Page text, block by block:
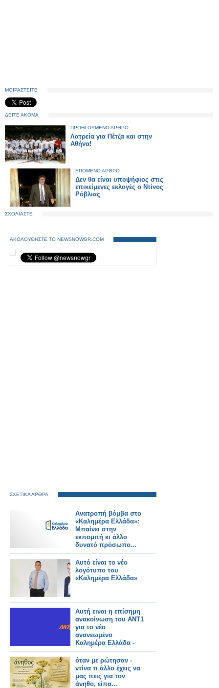
ΜΟΙΡΑΣΤΕΙΤΕ
ΔΕΙΤΕ ΑΚΟΜΑ
ΠΡΟΗΓΟΥΜΕΝΟ ΑΡΘΡΟ
Λατρεία για Πέτζα και στην
Αθήνα!
ΕΠΟΜΕΝΟ ΑΡΘΡΟ
Δεν θα είναι υποψήφιος στις
επικείμενες εκλογές ο Ντίνος
Ρόβλιας
ΣΧΟΛΙΑΣΤΕ
ΑΚΟΛΟΥΘΗΣΤΕ ΤΟ NEWSNOWGR.COM
ΣΧΕΤΙΚΑ ΑΡΘΡΑ
Ανατροπή βόμβα στο
«Καλημέρα Ελλάδα»:
Μπαίνει στην
εκπομπή κι άλλο
δυνατό πρόσωπο...
Αυτό είναι το νέο
λογότυπο του
«Καλημέρα Ελλάδα»
Αυτή ειναι η επίσημη
ανακοίνωση του ΑΝΤ1
για το νέο
ανανεωμένο
Καλημέρα Ελλάδα -
Αυτοί θα το
παρουσιάζουν
όταν με ρώτησαν -
ντίνα τι άλλο έχεις να
μας πεις για τον
άνηθο, είπα...